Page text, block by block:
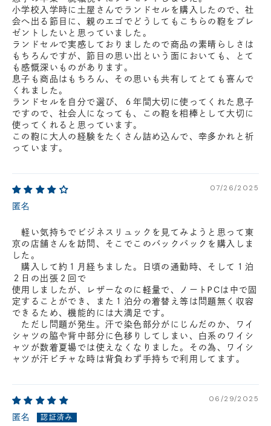
小学校入学時に土屋さんでランドセルを購入したので、社
会へ出る節目に、親のエゴでどうしてもこちらの鞄をプレ
ゼントしたいと思っていました。
ランドセルで実感しておりましたので商品の素晴らしさは
もちろんですが、節目の思い出という面においても、とて
も感慨深いものがあります。
息子も商品はもちろん、その思いも共有してとても喜んで
くれました。
ランドセルを自分で選び、６年間大切に使ってくれた息子
ですので、社会人になっても、この鞄を相棒として大切に
使ってくれると思っています。
この鞄に大人の経験をたくさん詰め込んで、幸多かれと祈
っています。
07/26/2025
匿名
軽い気持ちでビジネスリュックを見てみようと思って東
京の店舗さんを訪問、そこでこのバックパックを購入しま
した。
購入して約１月経ちました。日頃の通勤時、そして１泊
２日の出張２回で
使用しましたが、レザーなのに軽量で、ノートPCは中で固
定することができ、また１泊分の着替え等は問題無く収容
できるため、機能的には大満足です。
ただし問題が発生。汗で染色部分がにじんだのか、ワイ
シャツの脇や背中部分に色移りしてしまい、白系のワイシ
ャツが数着夏場では使えなくなりました。その為、ワイシ
ャツが汗ビチャな時は背負わず手持ちで利用してます。
06/29/2025
匿名